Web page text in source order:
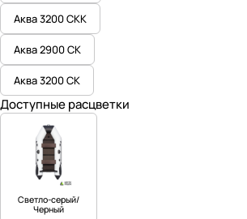
Аква 3200 СКК
Аква 2900 СК
Аква 3200 СК
Доступные расцветки
Светло-серый/
Черный